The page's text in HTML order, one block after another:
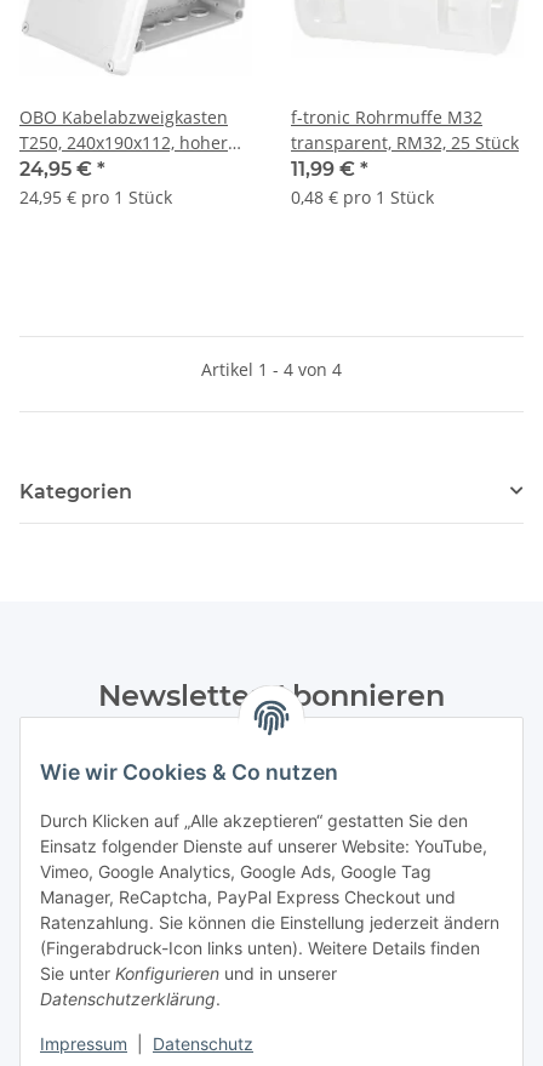
Wie wir Cookies & Co nutzen
Durch Klicken auf „Alle akzeptieren“ gestatten Sie den
Einsatz folgender Dienste auf unserer Website: YouTube,
Vimeo, Google Analytics, Google Ads, Google Tag
Manager, ReCaptcha, PayPal Express Checkout und
Ratenzahlung. Sie können die Einstellung jederzeit ändern
(Fingerabdruck-Icon links unten). Weitere Details finden
Sie unter Konfigurieren und in unserer
Datenschutzerklärung.
Impressum Datenschutz
OBO Kabelabzweigkasten
T250, 240x190x112, hoher
Deckel - 1 Stück
24,95 € *
24,95 € pro 1 Stück
f-tronic Rohrmuffe M32
transparent, RM32, 25 Stück
11,99 € *
0,48 € pro 1 Stück
Artikel 1 - 4 von 4
Kategorien
Newsletter Abonnieren
Datenschutzerklärungregelmäßig und jederzeit widerruflich
Abonnieren
Informationen
Gesetzliche Informationen